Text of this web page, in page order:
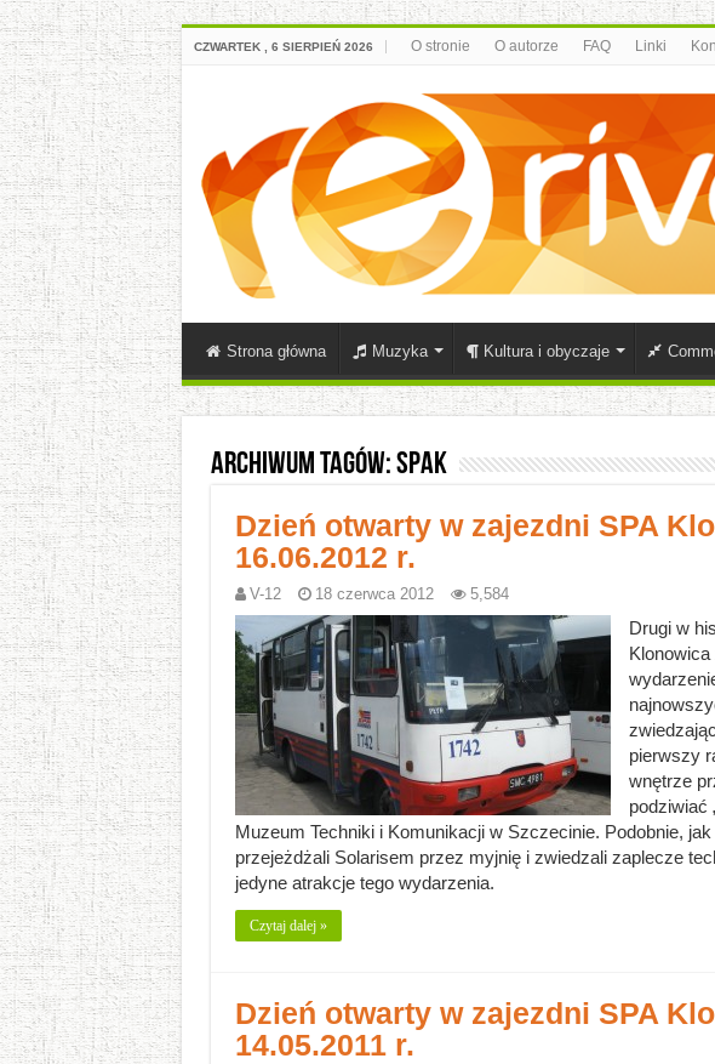
CZWARTEK , 6 SIERPIEŃ 2026 O stronie O autorze FAQ Linki
Strona główna Muzyka Kultura i obyczaje
Archiwum tagów:SPAK
Dzień otwarty w zajezdni SPA
16.06.2012 r.
V-12 18 czerwca 2012 5,584
Drugi w
pierwszy
wnętrze
podziwiać
Muzeum Techniki i Komunikacji w Szczecinie. Podobnie,
przejeżdżali Solarisem przez myjnię i zwiedzali zaplecze
jedyne atrakcje tego wydarzenia.
Czytaj dalej »
Dzień otwarty w zajezdni SPA
14.05.2011 r.